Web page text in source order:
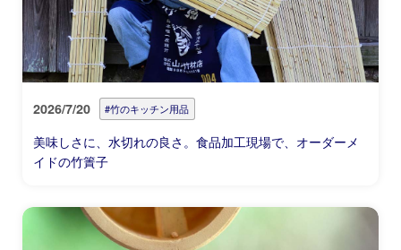
2026/7/20 #竹のキッチン用品
美味しさに、水切れの良さ。食品加工現場で、オーダーメ
イドの竹簀子